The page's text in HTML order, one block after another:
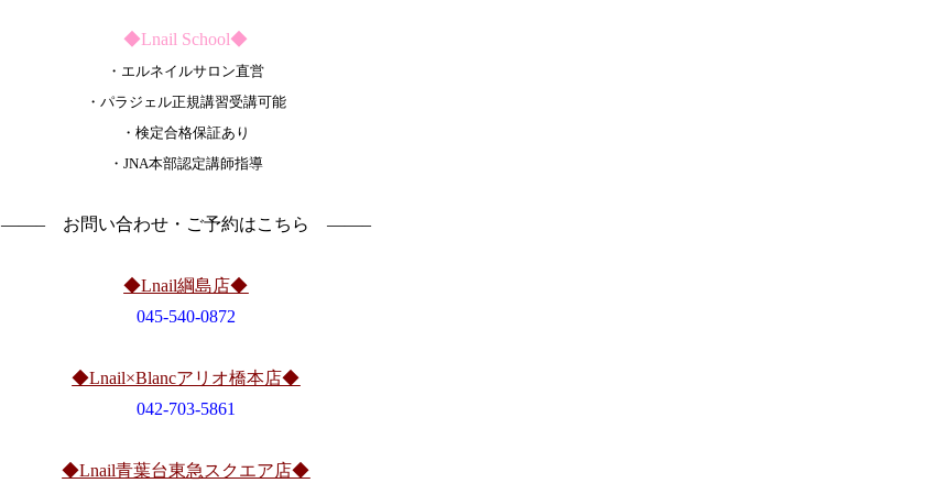
◆Lnail School◆
・エルネイルサロン直営
・パラジェル正規講習受講可能
・検定合格保証あり
・JNA本部認定講師指導
——– お問い合わせ・ご予約はこちら ——–
◆Lnail綱島店◆
045-540-0872
◆Lnail×Blancアリオ橋本店◆
042-703-5861
◆Lnail青葉台東急スクエア店◆